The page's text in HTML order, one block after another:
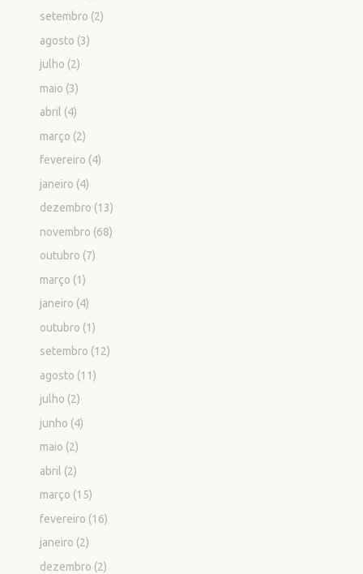
setembro (2)
agosto (3)
julho (2)
maio (3)
abril (4)
março (2)
fevereiro (4)
janeiro (4)
dezembro (13)
novembro (68)
outubro (7)
março (1)
janeiro (4)
outubro (1)
setembro (12)
agosto (11)
julho (2)
junho (4)
maio (2)
abril (2)
março (15)
fevereiro (16)
janeiro (2)
dezembro (2)